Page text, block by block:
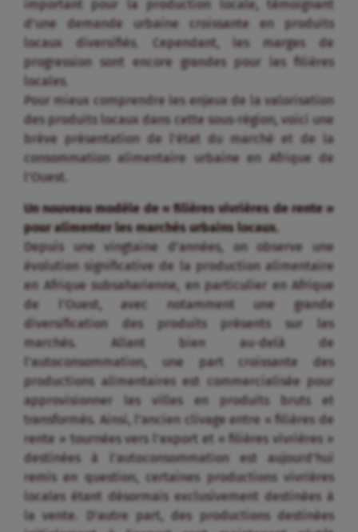
l’Ouest.
Un nouveau modèle de « filières vivrières de rente »
pour alimenter les marchés urbains locaux.
Depuis une vingtaine d’années, on observe une
évolution significative de la production alimentaire
en Afrique subsaharienne, en particulier en Afrique
de l’Ouest, avec notamment une grande
diversification des produits présents sur les
marchés. Allant bien au-delà de
productions alimentaires est commercialisée pour
approvisionner les villes en produits bruts et
transformés. Ainsi, l’ancien clivage entre « filières de
rente » tournées vers l’export et « filières vivrières »
destinées à l’autoconsommation est aujourd’hui
remis en question, certaines productions vivrières
locales étant désormais exclusivement destinées à
la vente. D’autre part, des productions destinées
initialement à l’export sont maintenant plutôt
vendues sur le marché ouest-africain (cas de l’huile
de palme par exemple).
Il convient de noter également qu’en Afrique de
l’Ouest, le marché alimentaire urbain des produits
domestiques et régionaux est désormais un
débouché plus important que les marchés à
l’exportation pour l’agriculture, qui ont toutefois
l’avantage de constituer une source importante de